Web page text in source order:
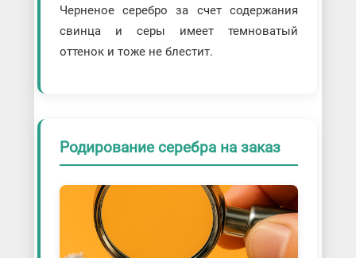
Черненое серебро за счет содержания
свинца и серы имеет темноватый
оттенок и тоже не блестит.
Родирование серебра на заказ